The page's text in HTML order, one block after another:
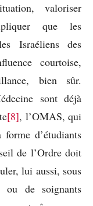
valoriser
que les
Israéliens des
courtoise,
bien sûr.
sont déjà
[8], l’OMAS, qui
d’étudiants
de l’Ordre doit
lui aussi, sous
ou de soignants